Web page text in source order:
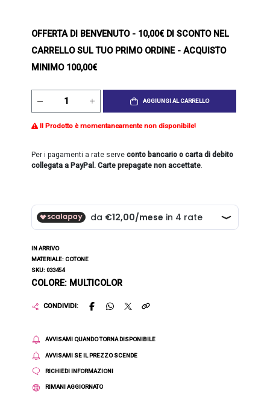
OFFERTA DI BENVENUTO- 10,00€ DI SCONTO NEL
CARRELLO SUL TUO PRIMO ORDINE - ACQUISTO
MINIMO 100,00€
AGGIUNGI AL CARRELLO
Il Prodotto è momentaneamente non disponibile!
Per i pagamenti a rate serveconto bancario o carta di debito
collegata a PayPal. Carte prepagate non accettate.
IN ARRIVO
MATERIALE: COTONE
SKU: 033454
COLORE: MULTICOLOR
CONDIVIDI:
AVVISAMI QUANDO TORNA DISPONIBILE
AVVISAMI SE IL PREZZO SCENDE
RICHIEDI INFORMAZIONI
RIMANI AGGIORNATO